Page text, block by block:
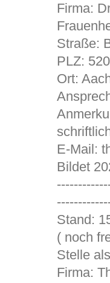
Firma:
Straße:
PLZ:
Ort:
E-Mail:
Bildet
( noch
Stelle
Firma: